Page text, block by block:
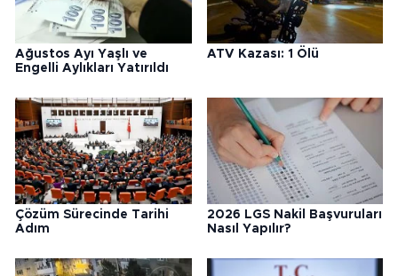
Ağustos Ayı Yaşlı ve
Engelli Aylıkları Yatırıldı
ATV Kazası: 1 Ölü
Çözüm Sürecinde Tarihi
Adım
2026 LGS Nakil Başvuruları
Nasıl Yapılır?